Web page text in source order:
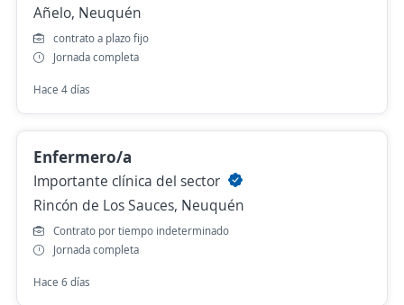
Añelo, Neuquén
contrato a plazo fijo
Jornada completa
Hace 4 días
Enfermero/a
Importante clínica del sector
Rincón de Los Sauces, Neuquén
Contrato por tiempo indeterminado
Jornada completa
Hace 6 días